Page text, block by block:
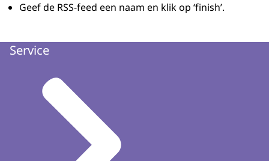
Geef de RSS-feed een naam en klik op ‘finish’.
Service